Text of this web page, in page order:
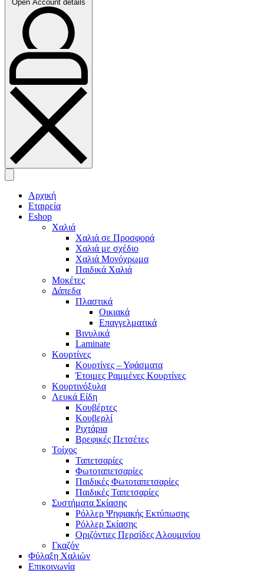
Open Account details
Αρχική
Εταιρεία
Eshop
Χαλιά
Χαλιά σε Προσφορά
Χαλιά με σχέδιο
Χαλιά Μονόχρωμα
Παιδικά Χαλιά
Μοκέτες
Δάπεδα
Πλαστικά
Οικιακά
Επαγγελματικά
Βινυλικά
Laminate
Κουρτίνες
Κουρτίνες – Υφάσματα
Έτοιμες Ραμμένες Κουρτίνες
Κουρτινόξυλα
Λευκά Είδη
Κουβέρτες
Κουβερλί
Ριχτάρια
Βρεφικές Πετσέτες
Τοίχος
Ταπετσαρίες
Φωτοταπετσαρίες
Παιδικές Φωτοταπετσαρίες
Παιδικές Ταπετσαρίες
Συστήματα Σκίασης
Ρόλλερ Ψηφιακής Εκτύπωσης
Ρόλλερ Σκίασης
Οριζόντιες Περσίδες Αλουμινίου
Γκαζόν
Φύλαξη Χαλιών
Επικοινωνία